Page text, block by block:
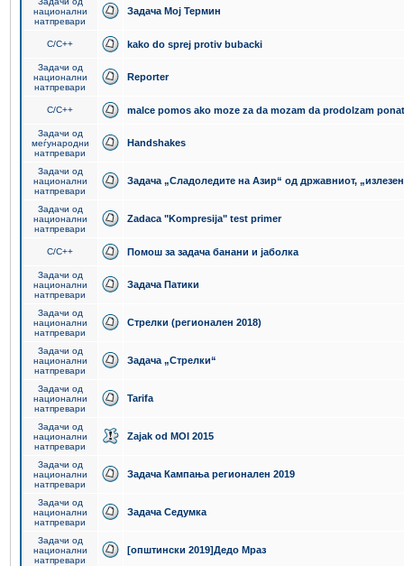
национални
натпревари
Задача Мој Термин
C/C++ kako do sprej protiv bubacki
Задачи од
национални
натпревари
Reporter
C/C++ malce pomos ako moze za da mozam da prodolzam
Задачи од
меѓународни
натпревари
Handshakes
Задачи од
национални
натпревари
Задача „Сладоледите на Азир“ од државниот,
Задачи од
национални
натпревари
Zadaca "Kompresija" test primer
C/C++ Помош за задача банани и јаболка
Задачи од
национални
натпревари
Задача Патики
Задачи од
национални
натпревари
Стрелки (регионален 2018)
Задачи од
национални
натпревари
Задача „Стрелки“
Задачи од
национални
натпревари
Tarifa
Задачи од
национални
натпревари
Zajak od MOI 2015
Задачи од
национални
натпревари
Задача Кампања регионален 2019
Задачи од
национални
натпревари
Задача Седумка
Задачи од
национални
натпревари
[општински 2019]Дедо Мраз